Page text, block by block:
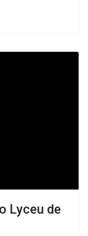
Lyceu de